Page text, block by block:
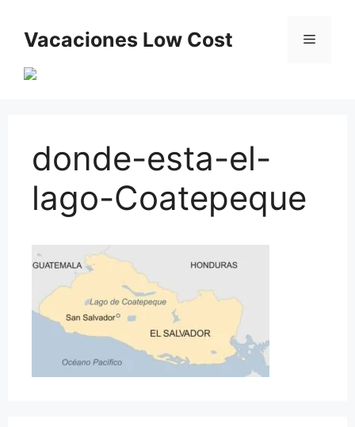
contenido
Vacaciones Low Cost Menú
donde-esta-el-
lago-Coatepeque